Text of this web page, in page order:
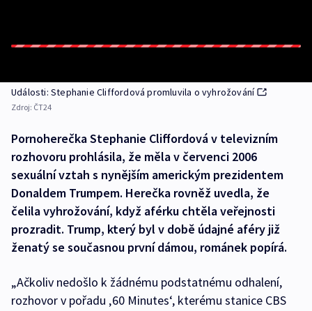
Události: Stephanie Cliffordová promluvila o vyhrožování
Zdroj: ČT24
Pornoherečka Stephanie Cliffordová v televizním
rozhovoru prohlásila, že měla v červenci 2006
sexuální vztah s nynějším americkým prezidentem
Donaldem Trumpem. Herečka rovněž uvedla, že
čelila vyhrožování, když aférku chtěla veřejnosti
prozradit. Trump, který byl v době údajné aféry již
ženatý se současnou první dámou, románek popírá.
„Ačkoliv nedošlo k žádnému podstatnému odhalení,
rozhovor v pořadu ‚60 Minutes‘, kterému stanice CBS